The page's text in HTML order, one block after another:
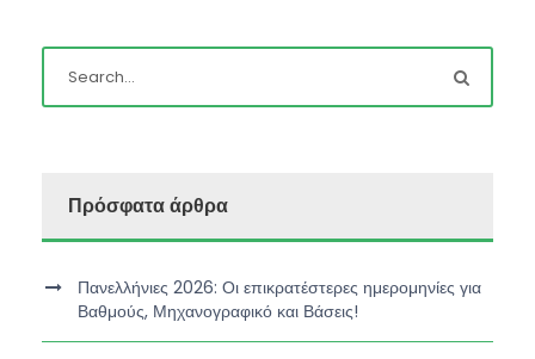
Πρόσφατα άρθρα
Πανελλήνιες 2026: Οι επικρατέστερες ημερομηνίες για
Βαθμούς, Μηχανογραφικό και Βάσεις!